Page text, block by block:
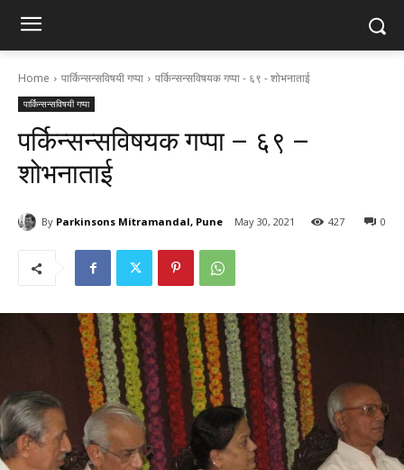
Home पार्किन्सन्सविषयी गप्पा पर्किन्सन्सविषयक गप्पा - ६९ - शोभनाताई
पार्किन्सन्सविषयी गप्पा
पर्किन्सन्सविषयक गप्पा – ६९ –
शोभनाताई
By Parkinsons Mitramandal, Pune May 30, 2021 0
427